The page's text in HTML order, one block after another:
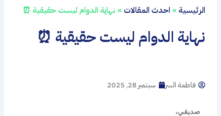
الرئيسية »احدث المقالات » نهاية الدوام ليست حقيقية ⏰
نهاية الدوام ليست حقيقية ⏰
فاطمة السر سبتمبر 28, 2025
صديقي،